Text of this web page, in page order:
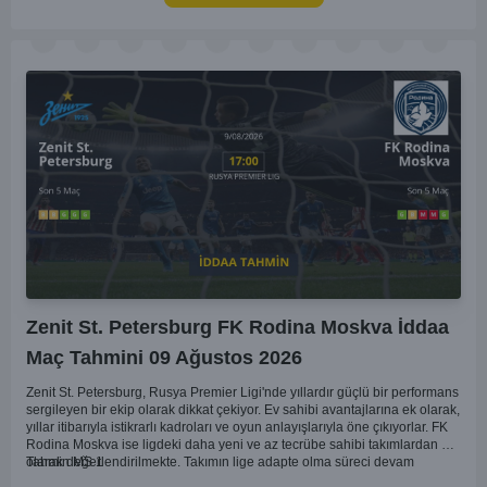
Zenit St. Petersburg FK Rodina Moskva İddaa
Maç Tahmini 09 Ağustos 2026
Zenit St. Petersburg, Rusya Premier Ligi'nde yıllardır güçlü bir performans
sergileyen bir ekip olarak dikkat çekiyor. Ev sahibi avantajlarına ek olarak,
yıllar itibarıyla istikrarlı kadroları ve oyun anlayışlarıyla öne çıkıyorlar. FK
Rodina Moskva ise ligdeki daha yeni ve az tecrübe sahibi takımlardan biri
olarak değerlendirilmekte. Takımın lige adapte olma süreci devam
Tahmin MS 1